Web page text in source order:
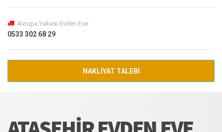
Avrupa Yakası Evden Eve
0533 302 68 29
NAKLİYAT TALEBİ